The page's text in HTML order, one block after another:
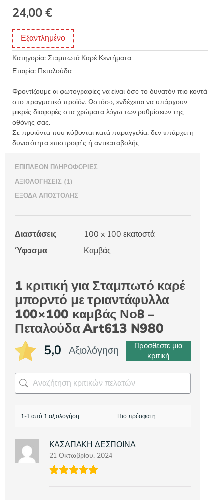
24,00€
Εξαντλημένο
Κατηγορία: Σταμπωτά Καρέ Κεντήματα
Εταιρία: Πεταλούδα
Φροντίζουμε οι φωτογραφίες να είναι όσο το δυνατόν πιο κοντά
στο πραγματικό προϊόν. Ωστόσο, ενδέχεται να υπάρχουν
μικρές διαφορές στα χρώματα λόγω των ρυθμίσεων της
οθόνης σας.
Σε προιόντα που κόβονται κατά παραγγελία, δεν υπάρχει η
δυνατότητα επιστροφής ή αντικαταβολής
ΕΠΙΠΛΈΟΝ ΠΛΗΡΟΦΟΡΊΕΣ
ΑΞΙΟΛΟΓΉΣΕΙΣ (1)
ΈΞΟΔΑ ΑΠΟΣΤΟΛΉΣ
Διαστάσεις
100 x 100 εκατοστά
Ύφασμα
Καμβάς
1 κριτική για Σταμπωτό καρέ
μπορντό με τριαντάφυλλα
100×100 καμβάς Νο8 –
Πεταλούδα Art613 N980
5,0 Αξιολόγηση
Προσθέστε μια
κριτική
1-1 από 1 αξιολογήση
ΚΑΣΑΠΑΚΗ ΔΕΣΠΟΙΝΑ
21 Οκτωβρίου, 2024